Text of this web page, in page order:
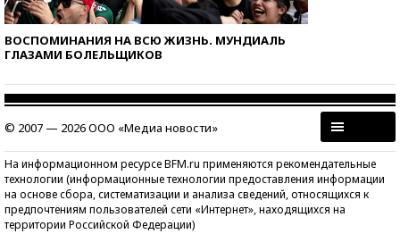
ВОСПОМИНАНИЯ НА ВСЮ ЖИЗНЬ. МУНДИАЛЬ
ГЛАЗАМИ БОЛЕЛЬЩИКОВ
© 2007 — 2026 ООО «Медиа новости»
На информационном ресурсе BFM.ru применяются рекомендательные
технологии (информационные технологии предоставления информации
на основе сбора, систематизации и анализа сведений, относящихся к
предпочтениям пользователей сети «Интернет», находящихся на
территории Российской Федерации)